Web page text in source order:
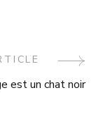
est un chat noir